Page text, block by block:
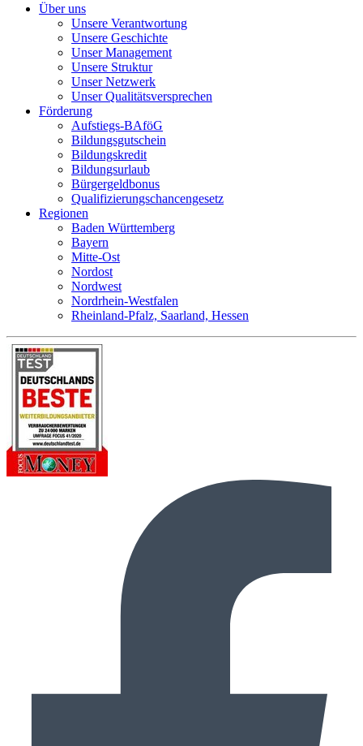
Über uns
Unsere Verantwortung
Unsere Geschichte
Unser Management
Unsere Struktur
Unser Netzwerk
Unser Qualitätsversprechen
Förderung
Aufstiegs-BAföG
Bildungsgutschein
Bildungskredit
Bildungsurlaub
Bürgergeldbonus
Qualifizierungschancengesetz
Regionen
Baden Württemberg
Bayern
Mitte-Ost
Nordost
Nordwest
Nordrhein-Westfalen
Rheinland-Pfalz, Saarland, Hessen